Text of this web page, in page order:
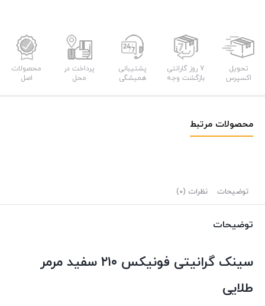
تحویل
اکسپرس
7 روز گارانتی
بازگشت وجه
پشتیبانی
همیشگی
پرداخت در
محل
محصولات
اصل
محصولات مرتبط
توضیحات نظرات (0)
توضیحات
سینک گرانیتی فونیکس ۲۱۰ سفید مرمر
طلایی